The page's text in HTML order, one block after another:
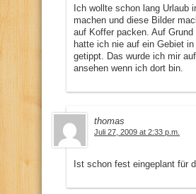
Ich wollte schon lang Urlaub
machen und diese Bilder
auf Koffer packen. Auf Grund
hatte ich nie auf ein Gebiet
getippt. Das wurde ich mir
ansehen wenn ich dort bin.
thomas
Juli 27, 2009 at 2:33 p.m.
Ist schon fest eingeplant für